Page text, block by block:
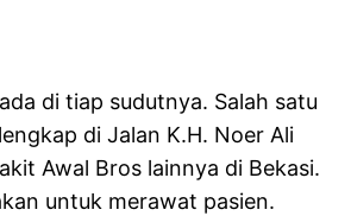
di tiap sudutnya. Salah satu
di Jalan K.H. Noer Ali
Awal Bros lainnya di Bekasi.
untuk merawat pasien.